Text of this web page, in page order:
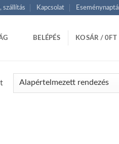
szállítás Kapcsolat
BELÉPÉS KOSÁR /0FT